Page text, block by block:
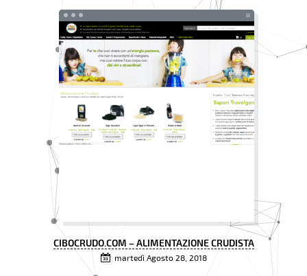
CIBOCRUDO.COM – ALIMENTAZIONE CRUDISTA
martedì Agosto 28, 2018